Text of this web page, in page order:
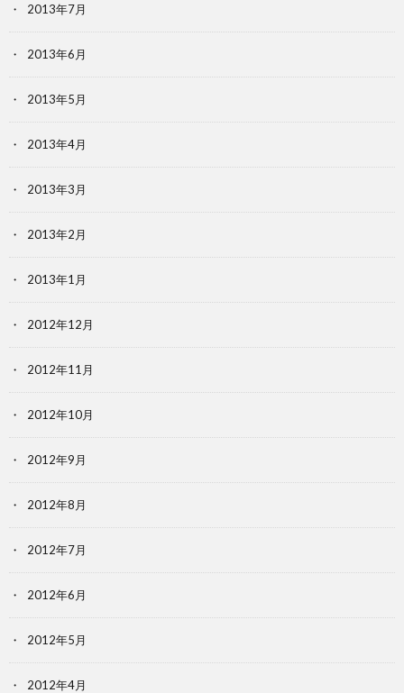
2013年7月
2013年6月
2013年5月
2013年4月
2013年3月
2013年2月
2013年1月
2012年12月
2012年11月
2012年10月
2012年9月
2012年8月
2012年7月
2012年6月
2012年5月
2012年4月